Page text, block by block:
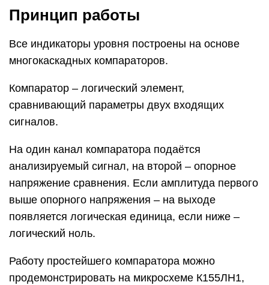
Принцип работы
Все индикаторы уровня построены на основе
многокаскадных компараторов.
Компаратор – логический элемент,
сравнивающий параметры двух входящих
сигналов.
На один канал компаратора подаётся
анализируемый сигнал, на второй – опорное
напряжение сравнения. Если амплитуда первого
выше опорного напряжения – на выходе
появляется логическая единица, если ниже –
логический ноль.
Работу простейшего компаратора можно
продемонстрировать на микросхеме К155ЛН1,